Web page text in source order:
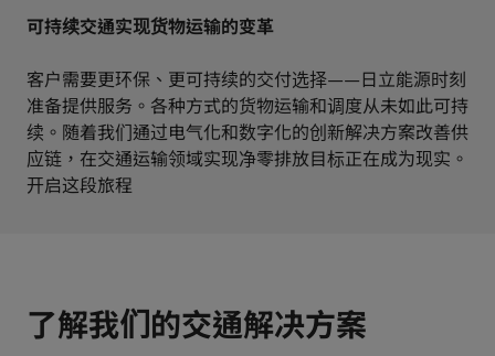
可持续交通实现货物运输的变革
客户需要更环保、更可持续的交付选择——日立能源时刻
准备提供服务。各种方式的货物运输和调度从未如此可持
续。随着我们通过电气化和数字化的创新解决方案改善供
应链，在交通运输领域实现净零排放目标正在成为现实。
开启这段旅程
了解我们的交通解决方案